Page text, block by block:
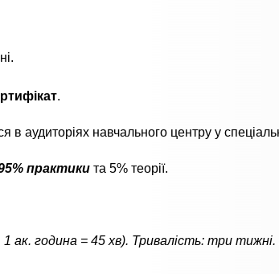
.
в аудиторіях навчального центру у
практики та 5% теорії.
ак. година = 45 хв). Тривалість: три